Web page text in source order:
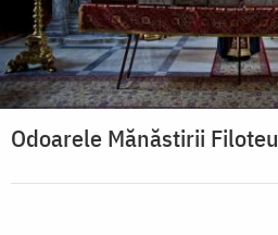
Odoarele Mănăstirii Filoteu